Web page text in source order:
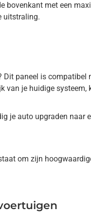
bovenkant met een
uitstraling.
paneel is
van je huidige
je auto upgraden
om zijn